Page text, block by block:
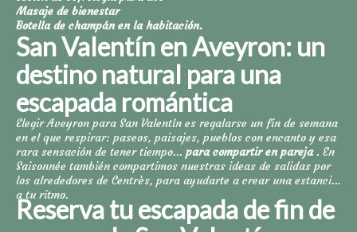
Masaje de bienestar
Botella de champán en la habitación.
San Valentín en Aveyron: un
destino natural para una
escapada romántica
Elegir Aveyron para San Valentín es regalarse un fin de semana
en el que respirar: paseos, paisajes, pueblos con encanto y esa
rara sensación de tener tiempo... para compartir en pareja. En
Saisonnée también compartimos nuestras ideas de salidas por
los alrededores de Centrès, para ayudarte a crear una estancia
a tu ritmo.
Reserva tu escapada de fin de